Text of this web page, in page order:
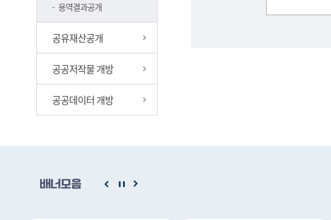
용역결과공개
공유재산공개
공공저작물 개방
공공데이터 개방
의견을
배너모음